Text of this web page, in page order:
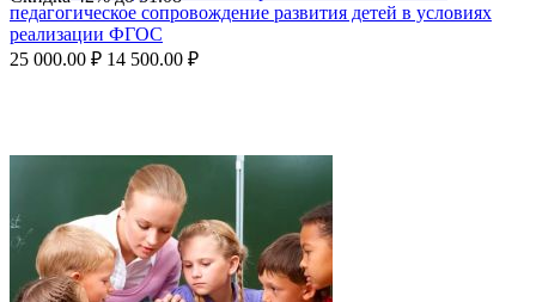
педагогическое сопровождение развития детей в условиях
реализации ФГОС
25 000.00 ₽ 14 500.00 ₽